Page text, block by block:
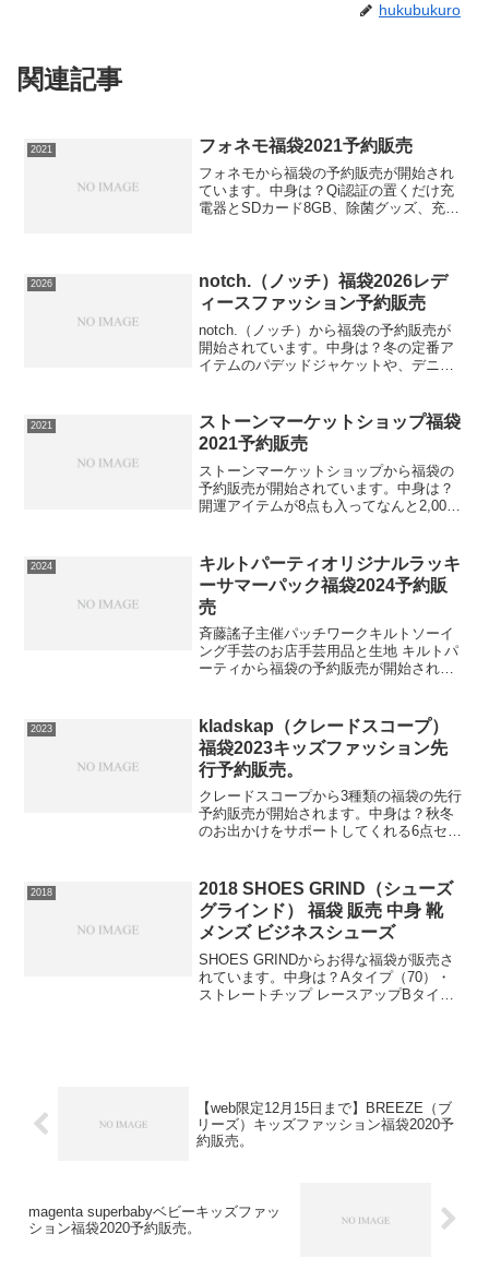
hukubukuro
関連記事
2021 フォネモ福袋2021予約販売
フォネモから福袋の予約販売が開始され
ています。中身は？Qi認証の置くだけ充
電器とSDカード8GB、除菌グッズ、充電
認をお願いします。
2026
notch.（ノッチ）福袋2026レデ
ィースファッション予約販売
notch.（ノッチ）から福袋の予約販売が
開始されています。中身は？冬の定番ア
イテムのパデッドジャケットや、デニム
ムが満載の福袋。スカートはベージュと
ブラウンのカラー...
2021
ストーンマーケットショップ福袋
2021予約販売
ストーンマーケットショップから福袋の
予約販売が開始されています。中身は？
開運アイテムが8点も入ってなんと2,000
在庫確認をお願いします。
2024
キルトパーティオリジナルラッキ
ーサマーパック福袋2024予約販
売
斉藤謠子主催パッチワークキルトソーイ
ング手芸のお店手芸用品と生地 キルトパ
ーティから福袋の予約販売が開始されて
地セットやキット、あると便利な雑貨な
どがお買得な価格で詰め...
2023
kladskap（クレードスコープ）
福袋2023キッズファッション先
行予約販売。
クレードスコープから3種類の福袋の先行
予約販売が開始されます。中身は？秋冬
のお出かけをサポートしてくれる6点セッ
は、もこもこのボアで季節感たっぷりの
ルックスに♪裏毛仕様の...
2018
2018 SHOES GRIND（シューズ
グラインド） 福袋 販売 中身 靴
メンズ ビジネスシューズ
SHOES GRINDからお得な福袋が販売さ
れています。中身は？Aタイプ（70）・
ストレートチップ レースアップBタイプ
【web限定12月15日まで】BREEZE（ブ
リーズ）キッズファッション福袋2020予
約販売。
magenta superbabyベビーキッズファッ
ション福袋2020予約販売。